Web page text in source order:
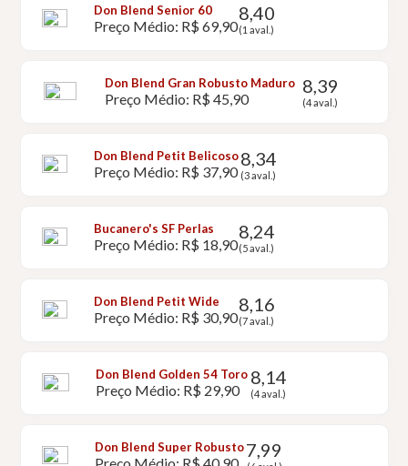
Don Blend Senior 60
Preço Médio: R$ 69,90
8,40
(1 aval.)
Don Blend Gran Robusto Maduro
Preço Médio: R$ 45,90
8,39
(4 aval.)
Don Blend Petit Belicoso
Preço Médio: R$ 37,90
8,34
(3 aval.)
Bucanero's SF Perlas
Preço Médio: R$ 18,90
8,24
(5 aval.)
Don Blend Petit Wide
Preço Médio: R$ 30,90
8,16
(7 aval.)
Don Blend Golden 54 Toro
Preço Médio: R$ 29,90
8,14
(4 aval.)
Don Blend Super Robusto 7,99